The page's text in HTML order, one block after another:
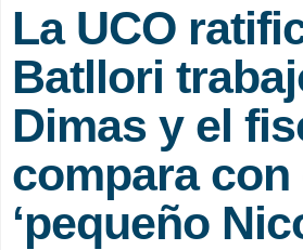
La UCO
Batllori
Dimas y el
compara con
‘pequeño